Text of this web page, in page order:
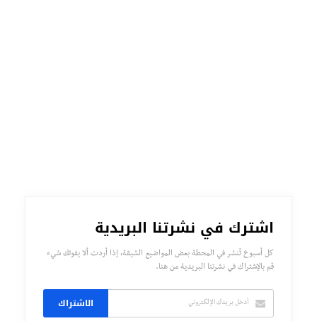
اشترك في نشرتنا البريدية
كل أسبوع تُنشر في المحطة بعض المواضيع الشيقة، إذا أردت ألا يفوتك شيء
قم بالإشتراك في نشرتنا البريدية من هنا.
الاشتراك